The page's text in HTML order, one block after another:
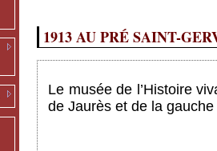
1913 AU PRÉ SAINT-
Le musée de l’Histoire
de Jaurès et de la